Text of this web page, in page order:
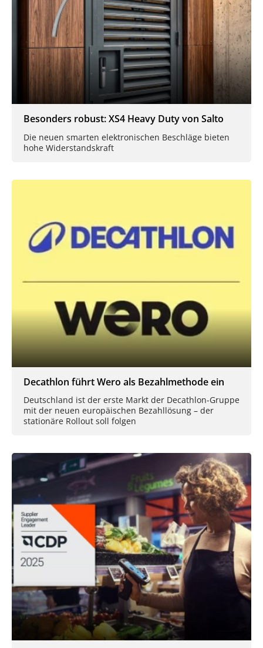
Besonders robust: XS4 Heavy Duty von Salto
Die neuen smarten elektronischen Beschläge bieten
hohe Widerstandskraft
Decathlon führt Wero als Bezahlmethode ein
Deutschland ist der erste Markt der Decathlon-Gruppe
mit der neuen europäischen Bezahllösung – der
stationäre Rollout soll folgen